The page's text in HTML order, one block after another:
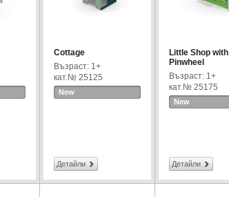
Cottage
Възраст: 1+
кат.№ 25125
New
Детайли
Little Shop with
Pinwheel
Възраст: 1+
кат.№ 25175
New
Детайли